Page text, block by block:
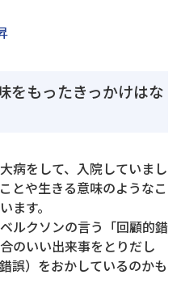
をもったきっかけはな
病をして、入院していまし
とや生きる意味のようなこ
ます。
ルクソンの言う「回顧的錯
のいい出来事をとりだし
誤）をおかしているのかも